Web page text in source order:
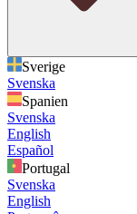
Sverige
Svenska
Spanien
Svenska
English
Español
Portugal
Svenska
English